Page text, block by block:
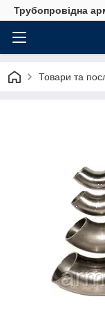
Трубопровідна
Товари та